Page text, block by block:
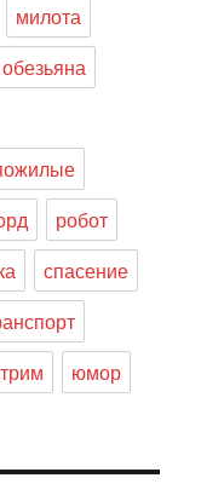
милота
обезьяна
робот
спасение
юмор